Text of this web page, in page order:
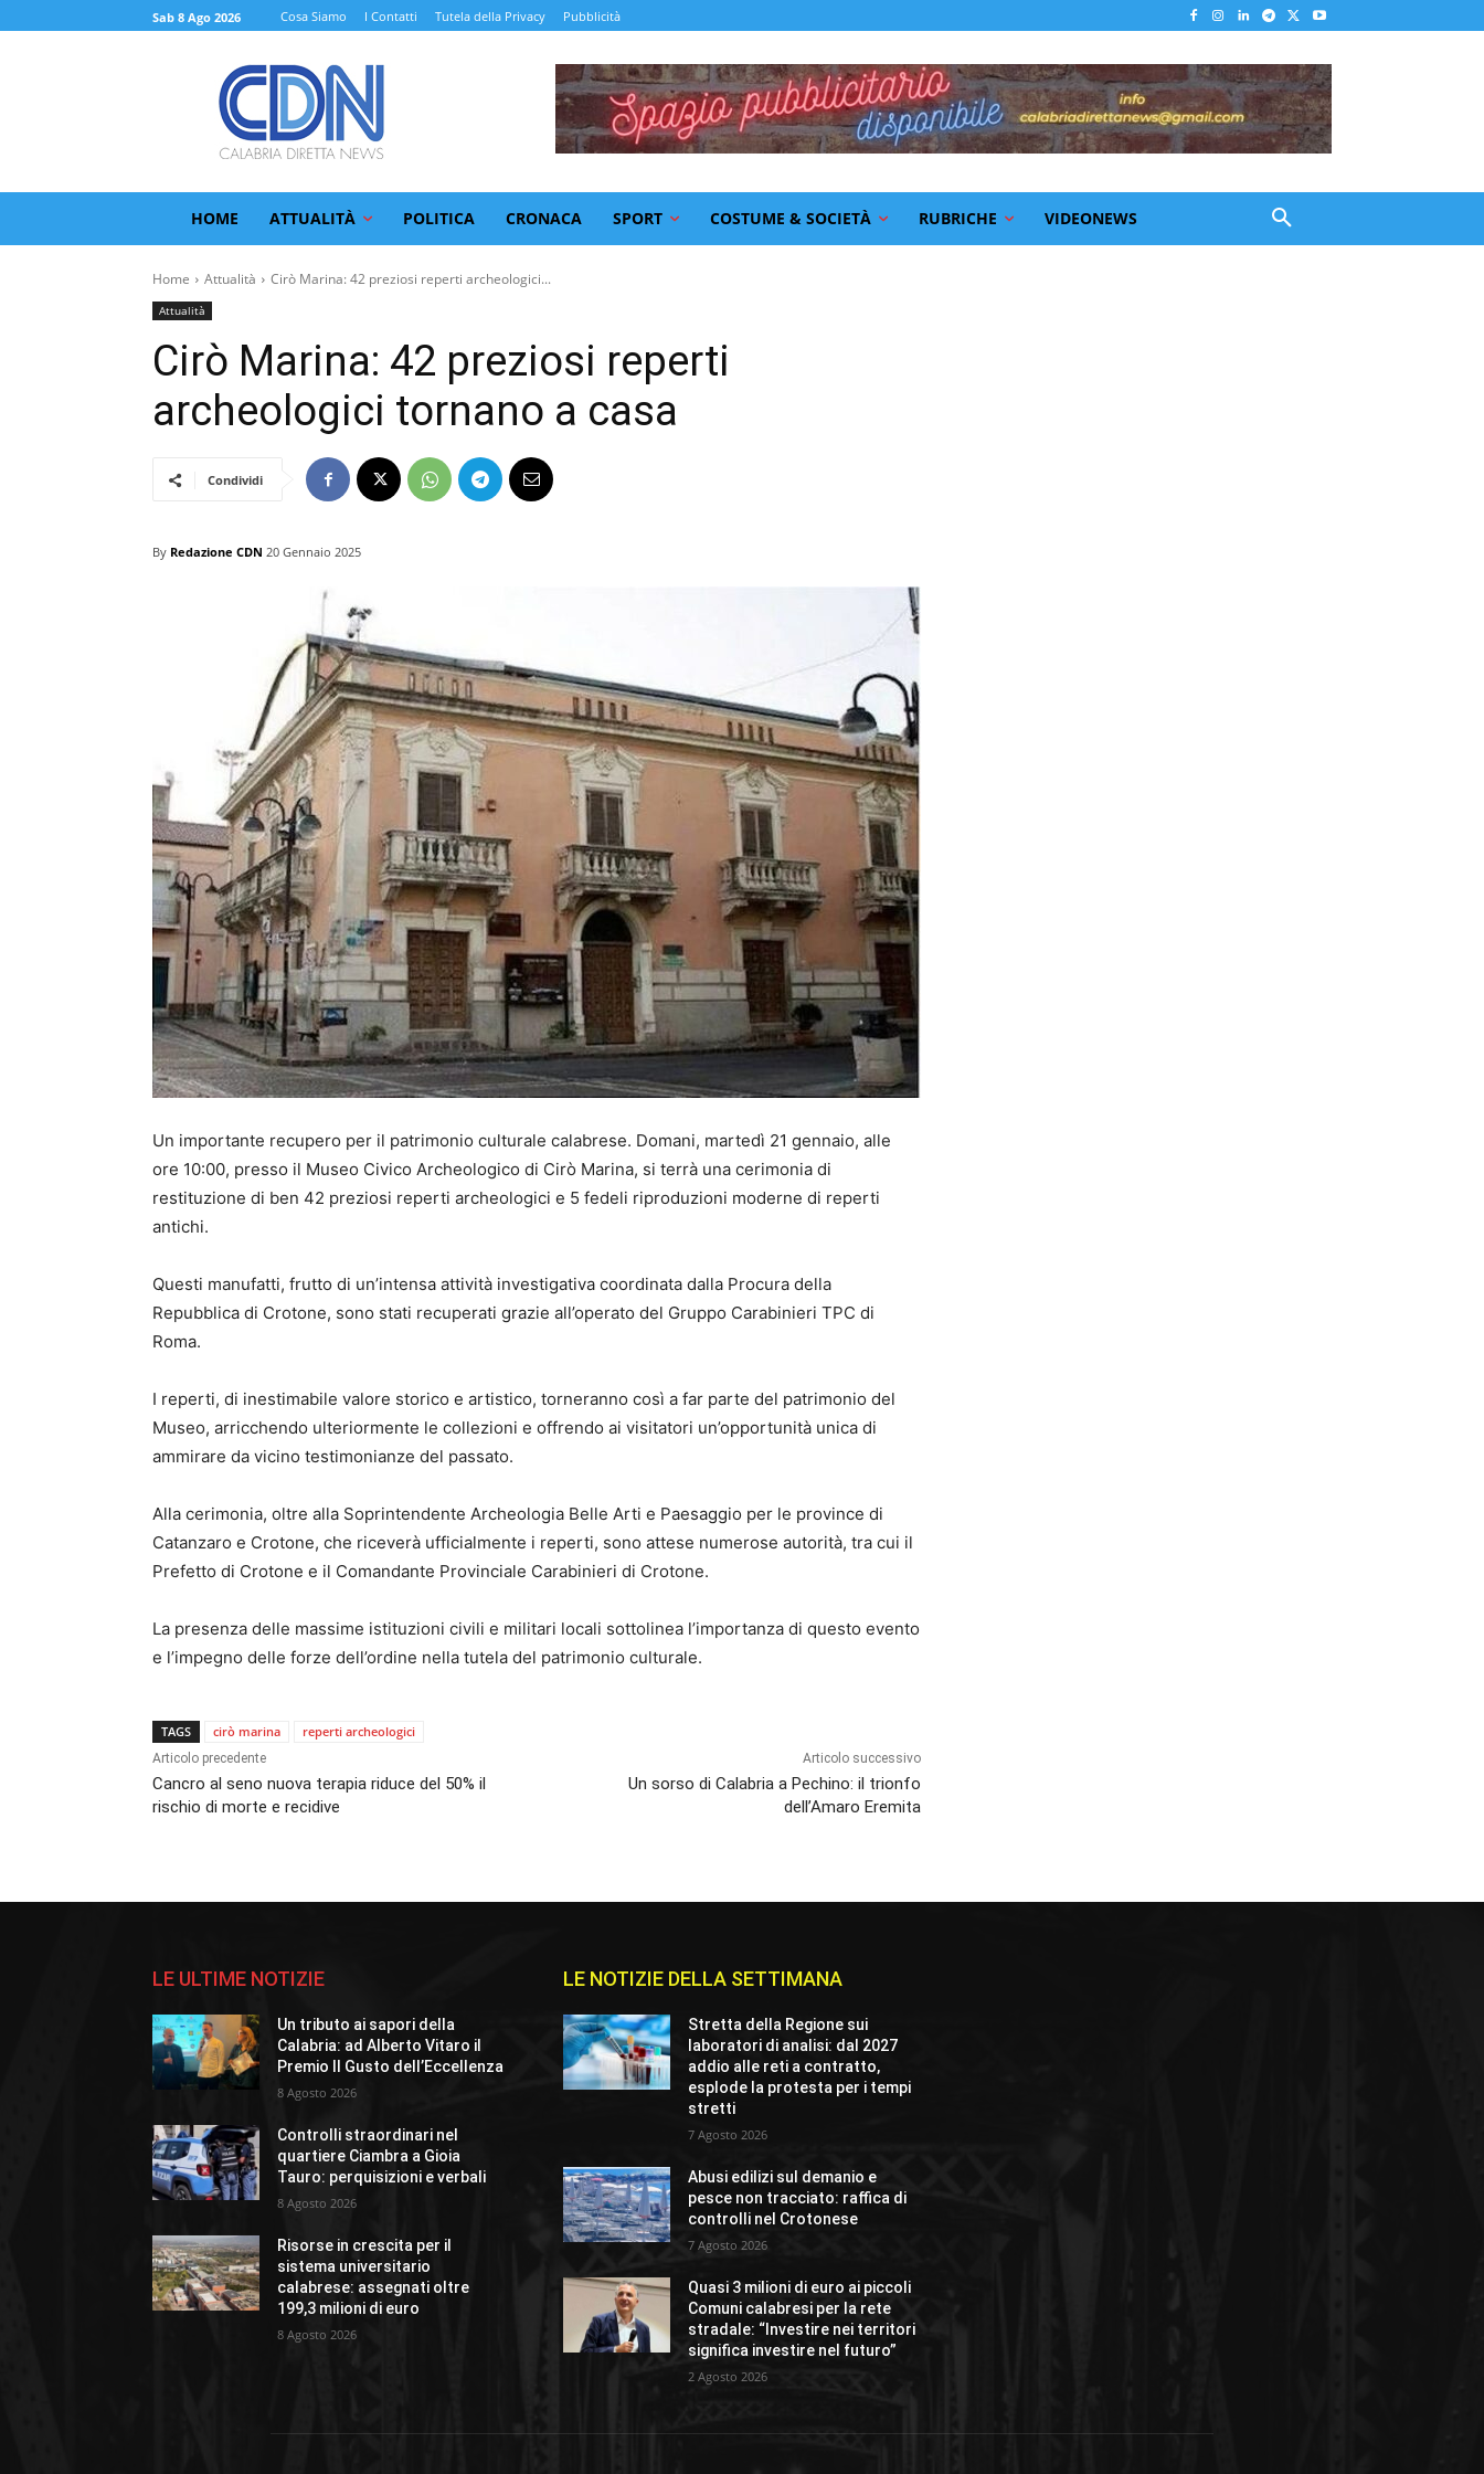
Sab 8 Ago 2026 Cosa Siamo I Contatti Tutela della Privacy Pubblicità
HOME ATTUALITÀ POLITICA CRONACA SPORT COSTUME & SOCIETÀ RUBRICHE VIDEONEWS
Home Attualità Cirò Marina: 42 preziosi reperti archeologici...
Attualità
Cirò Marina: 42 preziosi reperti
archeologici tornano a casa
Condividi
By Redazione CDN 20 Gennaio 2025
Un importante recupero per il patrimonio culturale calabrese. Domani, martedì 21 gennaio, alle
ore 10:00, presso il Museo Civico Archeologico di Cirò Marina, si terrà una cerimonia di
restituzione di ben 42 preziosi reperti archeologici e 5 fedeli riproduzioni moderne di reperti
antichi.
Questi manufatti, frutto di un’intensa attività investigativa coordinata dalla Procura della
Repubblica di Crotone, sono stati recuperati grazie all’operato del Gruppo Carabinieri TPC di
Roma.
I reperti, di inestimabile valore storico e artistico, torneranno così a far parte del patrimonio del
Museo, arricchendo ulteriormente le collezioni e offrendo ai visitatori un’opportunità unica di
ammirare da vicino testimonianze del passato.
Alla cerimonia, oltre alla Soprintendente Archeologia Belle Arti e Paesaggio per le province di
Catanzaro e Crotone, che riceverà ufficialmente i reperti, sono attese numerose autorità, tra cui il
Prefetto di Crotone e il Comandante Provinciale Carabinieri di Crotone.
La presenza delle massime istituzioni civili e militari locali sottolinea l’importanza di questo evento
e l’impegno delle forze dell’ordine nella tutela del patrimonio culturale.
TAGS cirò marina reperti archeologici
Articolo precedente
Cancro al seno nuova terapia riduce del 50% il
rischio di morte e recidive
Articolo successivo
Un sorso di Calabria a Pechino: il trionfo
dell’Amaro Eremita
LE ULTIME NOTIZIE
Un tributo ai sapori della
Calabria: ad Alberto Vitaro il
Premio Il Gusto dell’Eccellenza
8 Agosto 2026
Controlli straordinari nel
quartiere Ciambra a Gioia
Tauro: perquisizioni e verbali
8 Agosto 2026
Risorse in crescita per il
sistema universitario
calabrese: assegnati oltre
199,3 milioni di euro
8 Agosto 2026
LE NOTIZIE DELLA SETTIMANA
Stretta della Regione sui
laboratori di analisi: dal 2027
addio alle reti a contratto,
esplode la protesta per i tempi
stretti
7 Agosto 2026
Abusi edilizi sul demanio e
pesce non tracciato: raffica di
controlli nel Crotonese
7 Agosto 2026
Quasi 3 milioni di euro ai piccoli
Comuni calabresi per la rete
stradale: “Investire nei territori
significa investire nel futuro”
2 Agosto 2026